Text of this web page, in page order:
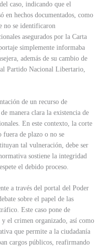
caso, indicando que el
en hechos documentados, como
no se identificaron
asegurados por la Carta
simplemente informaba
además de su cambio de
Partido Nacional Libertario,
de un recurso de
manera clara la existencia de
En este contexto, la corte
fuera de plazo o no se
tal vulneración, debe ser
sostiene la integridad
el debido proceso.
a través del portal del Poder
sobre el papel de las
Este caso pone de
el crimen organizado, así como
que permite a la ciudadanía
cargos públicos, reafirmando